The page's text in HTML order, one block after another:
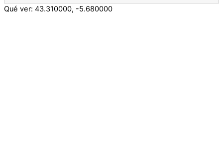
Qué ver: 43.310000, -5.680000